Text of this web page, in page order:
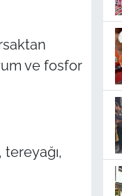
ve fosfor